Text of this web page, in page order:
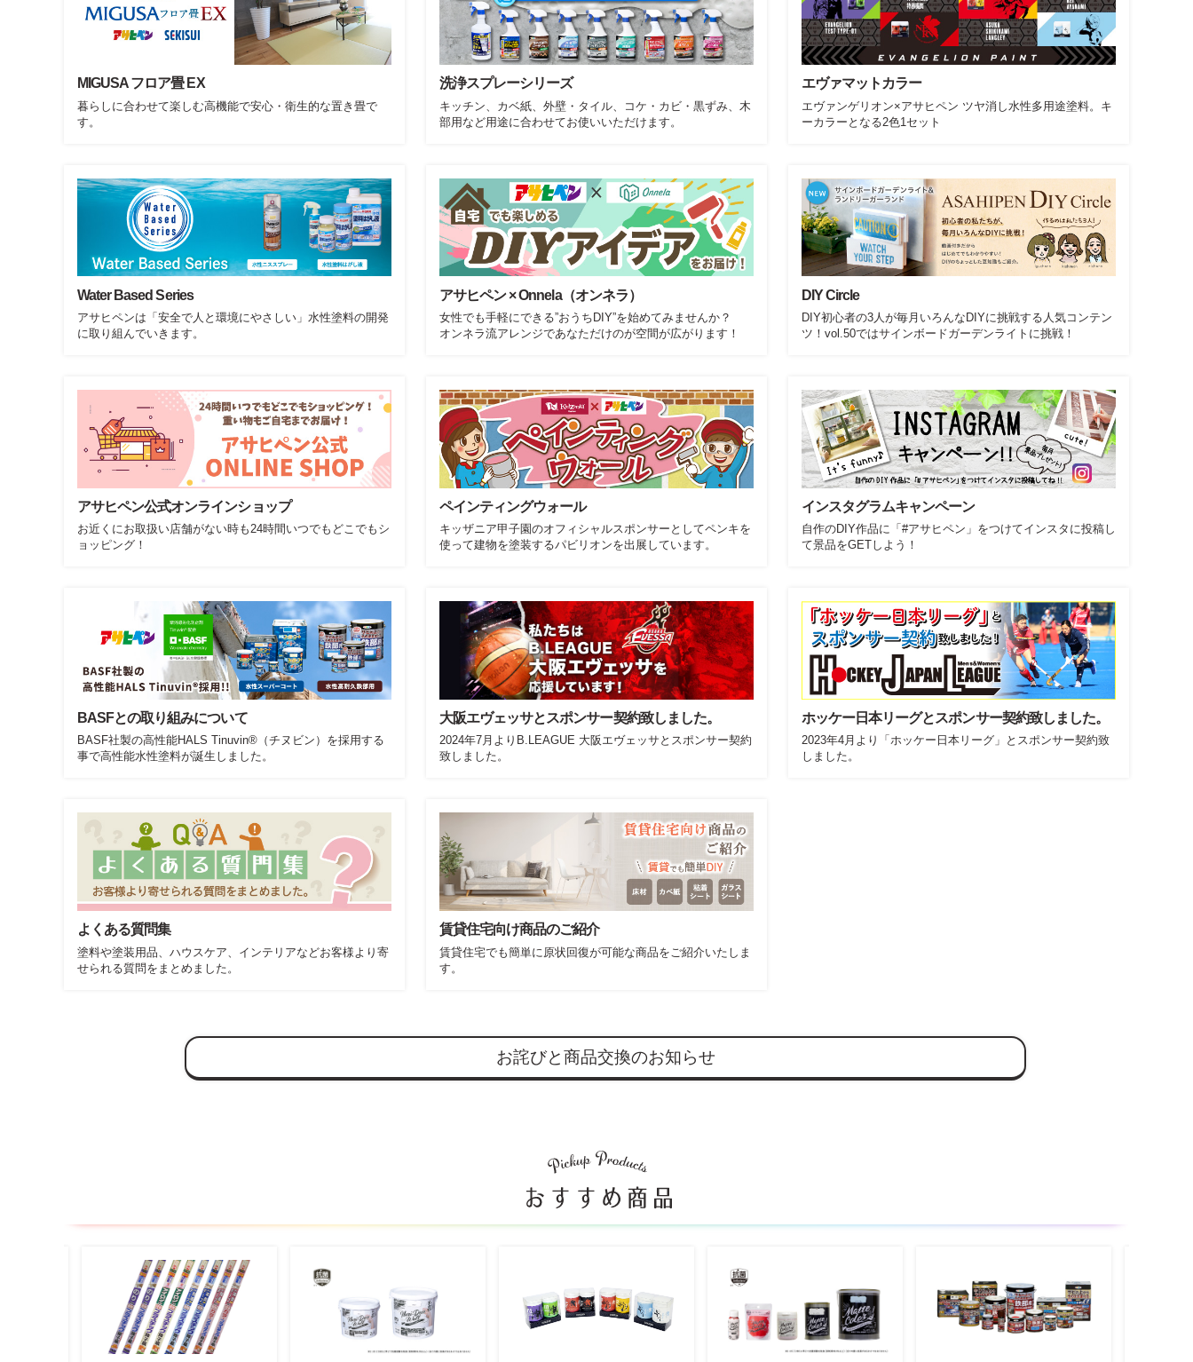
MIGUSA フロア畳 EX
暮らしに合わせて楽しむ高機能で安心・衛生的な置き畳で
す。
洗浄スプレーシリーズ
キッチン、カベ紙、外壁・タイル、コケ・カビ・黒ずみ、木
部用など用途に合わせてお使いいただけます。
エヴァマットカラー
エヴァンゲリオン×アサヒペン ツヤ消し水性多用途塗料。キ
ーカラーとなる2色1セット
Water Based Series
アサヒペンは「安全で人と環境にやさしい」水性塗料の開発
に取り組んでいきます。
アサヒペン × Onnela（オンネラ）
女性でも手軽にできる”おうちDIY”を始めてみませんか？
オンネラ流アレンジであなただけのが空間が広がります！
DIY Circle
DIY初心者の3人が毎月いろんなDIYに挑戦する人気コンテン
ツ！vol.50ではサインボードガーデンライトに挑戦！
アサヒペン公式オンラインショップ
お近くにお取扱い店舗がない時も24時間いつでもどこでもシ
ョッピング！
ペインティングウォール
キッザニア甲子園のオフィシャルスポンサーとしてペンキを
使って建物を塗装するパビリオンを出展しています。
インスタグラムキャンペーン
自作のDIY作品に「#アサヒペン」をつけてインスタに投稿し
て景品をGETしよう！
BASFとの取り組みについて
BASF社製の高性能HALS Tinuvin®（チヌビン）を採用する
事で高性能水性塗料が誕生しました。
大阪エヴェッサとスポンサー契約致しました。
2024年7月よりB.LEAGUE 大阪エヴェッサとスポンサー契約
致しました。
ホッケー日本リーグとスポンサー契約致しました。
2023年4月より「ホッケー日本リーグ」とスポンサー契約致
しました。
よくある質問集
塗料や塗装用品、ハウスケア、インテリアなどお客様より寄
せられる質問をまとめました。
賃貸住宅向け商品のご紹介
賃貸住宅でも簡単に原状回復が可能な商品をご紹介いたしま
す。
お詫びと商品交換のお知らせ